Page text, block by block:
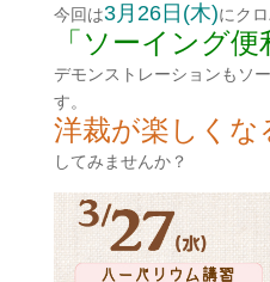
今回は3月26日(木)にク
「ソーイング便
デモンストレーションもソ
す。
洋裁が楽しくな
してみませんか？